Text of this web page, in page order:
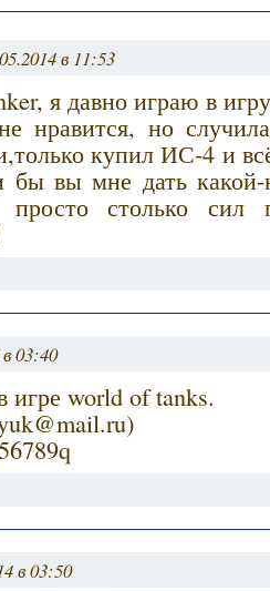
в 11:53
я давно играю в
нравится, но
купил ИС-4 и
вы мне дать какой-
столько сил
03:40
игре world of tanks.
в 03:50